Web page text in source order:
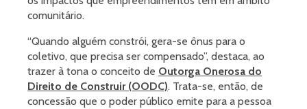
comunitário.
“Quando alguém constrói, gera-se ônus para o
coletivo, que precisa ser compensado”, destaca, ao
trazer à tona o conceito de Outorga Onerosa do
Direito de Construir (OODC). Trata-se, então, de
concessão que o poder público emite para a pessoa